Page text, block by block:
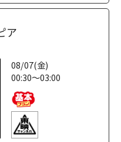
ア
08/07(金)
00:30～03:00